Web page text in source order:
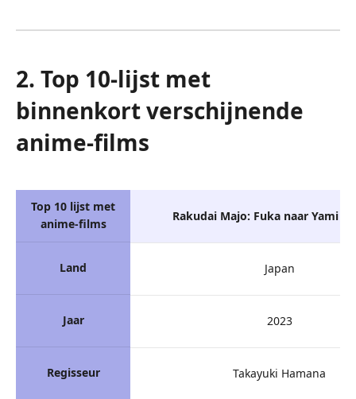
2. Top 10-lijst met
binnenkort verschijnende
anime-films
Top 10 lijst met
anime-films
Land
Jaar
Regisseur
Rakudai Majo: Fuka naar Yami
Japan
2023
Takayuki Hamana